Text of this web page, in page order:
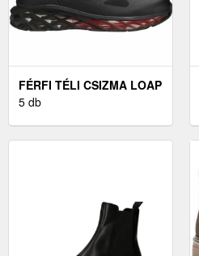
FÉRFI TÉLI CSIZMA LOAP
5 db